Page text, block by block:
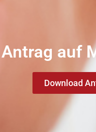
Antrag auf
Download